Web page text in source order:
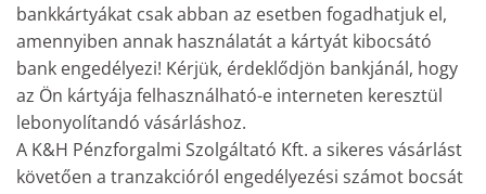
bankkártyákat csak abban az esetben fogadhatjuk el,
amennyiben annak használatát a kártyát kibocsátó
bank engedélyezi! Kérjük, érdeklődjön bankjánál, hogy
az Ön kártyája felhasználható-e interneten keresztül
lebonyolítandó vásárláshoz.
A K&H Pénzforgalmi Szolgáltató Kft. a sikeres vásárlást
követően a tranzakcióról engedélyezési számot bocsát